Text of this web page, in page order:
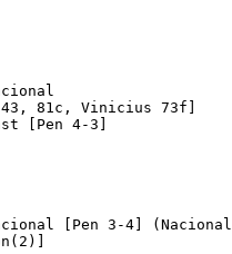
81c, Vinicius 73f]
[Pen 4-3]
[Pen 3-4] (Nacional